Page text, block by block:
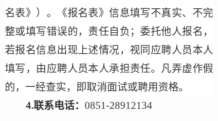
名表》）。《报名表》信息填写不真实、不完
整或填写错误的，责任自负；委托他人报名，
若报名信息出现上述情况，视同应聘人员本人
填写，由应聘人员本人承担责任。凡弄虚作假
的，一经查实，即取消面试或聘用资格。
4.联系电话： 0851-28912134